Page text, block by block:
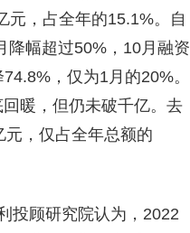
元，占全年的15.1%。自
降幅超过50%，10月融资
，仅为1月的20%。
暖，但仍未破千亿。去
，仅占全年总额的
投顾研究院认为，2022